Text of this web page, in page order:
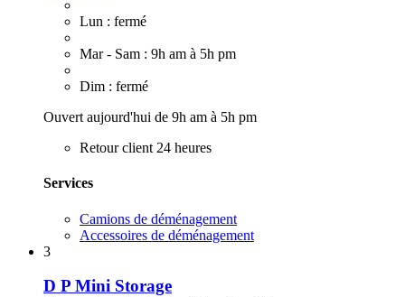
Lun : fermé
Mar - Sam : 9h am à 5h pm
Dim : fermé
Ouvert aujourd'hui de 9h am à 5h pm
Retour client 24 heures
Services
Camions de déménagement
Accessoires de déménagement
3
D P Mini Storage